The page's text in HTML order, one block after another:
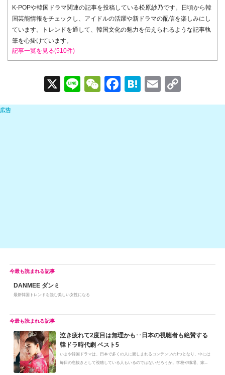
K-POPや韓国ドラマ関連の記事を投稿している松原紗乃です。日頃から韓
国芸能情報をチェックし、アイドルの活躍や新ドラマの配信を楽しみにし
ています。トレンドを通して、韓国文化の魅力を伝えられるような記事執
筆を心掛けています。
記事一覧を見る(510件)
X
Li
n
W
e
F
a
H
at
E
m o
DANMEE ダンミ
最新韓国トレンドを読む美しい女性になる
泣き疲れて2度目は無理かも･･日本の視聴者も絶賛する
韓ドラ時代劇 ベスト5
いまや韓国ドラマは、日本で多くの人に親しまれるコンテンツの1つとなり、中には
毎日の息抜きとして視聴している人もいるのではないだろうか。学校や職場、家...